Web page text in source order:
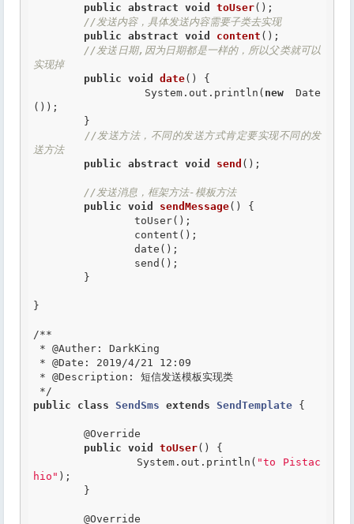
public abstract void toUser();
//发送内容，具体发送内容需要子类去实现
public abstract void content ();
//发送日期,因为日期都是一样的，所以父类就可以
实现掉
public void date() {
		System.out.println(
new Date
());
//发送方法，不同的发送方式肯定要实现不同的发
送方法
public abstract void send ();
//发送消息，框架方法-模板方法
public void sendMessage() {
}
/**
* @Auther : DarkKing
* @Date : 2019/4/21 12:09
* @Description : 短信发送模板实现类
*/
public
class SendSms extends SendTemplate {
@Override
public void toUser() {
		System.out.println(
"to Pistac
hio" );
@Override